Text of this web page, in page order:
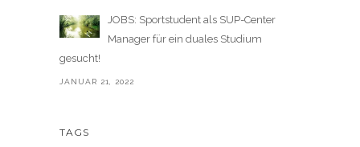
JOBS: Sportstudent als SUP-Center
Manager für ein duales Studium
gesucht!
JANUAR 21, 2022
TAGS